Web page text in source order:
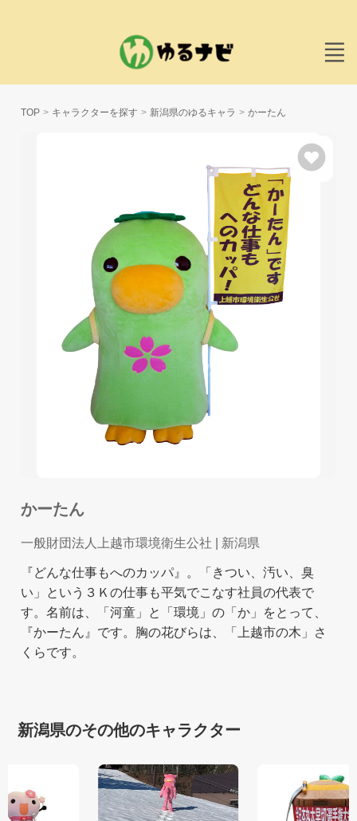
TOP キャラクターを探す 新潟県のゆるキャラ かーたん
かーたん
一般財団法人上越市環境衛生公社 | 新潟県
『どんな仕事もへのカッパ』。「きつい、汚い、臭
い」という３Ｋの仕事も平気でこなす社員の代表で
す。名前は、「河童」と「環境」の「か」をとって、
『かーたん』です。胸の花びらは、「上越市の木」さ
くらです。
新潟県のその他のキャラクター